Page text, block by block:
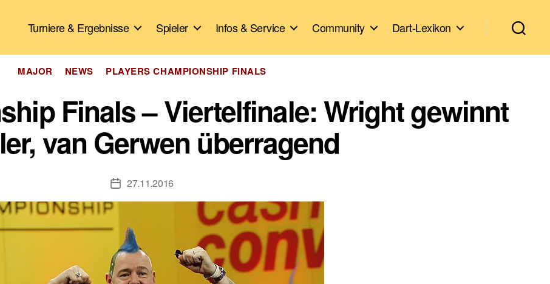
Turniere & Ergebnisse Spieler Infos & Service Community Dart-Lexikon
Kategorien
MAJOR NEWS PLAYERS CHAMPIONSHIP FINALS
Finals – Viertelfinale: Wright gewinnt
van Gerwen überragend
Veröffentlichungsdatum
27.11.2016